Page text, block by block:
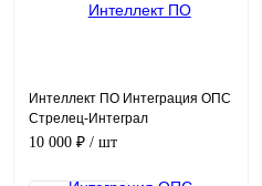
Интеллект ПО Интеграция ОПС
Стрелец-Интеграл
Программное обеспечение
10 000 ₽ / шт